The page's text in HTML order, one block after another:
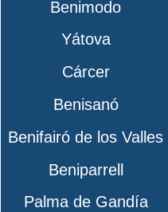
Benimodo
Yátova
Cárcer
Benisanó
Benifairó de los Valles
Beniparrell
Palma de Gandía